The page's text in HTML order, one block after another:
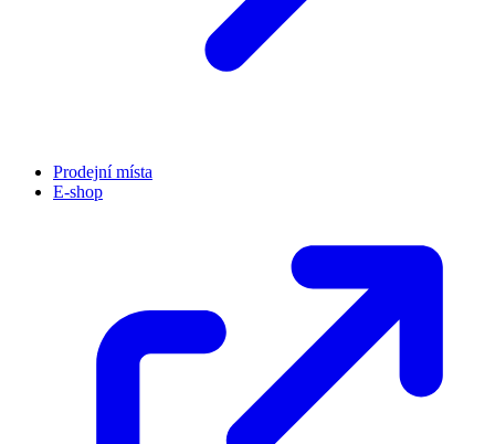
Prodejní místa
E-shop